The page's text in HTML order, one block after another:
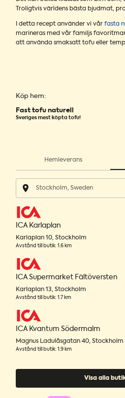
Troligtvis världens bästa bjudmat,
I detta recept använder vi vår fasta
marineras med vår familjs
att använda smaksatt tofu eller
Köp hem:
Fast tofu naturell
Sveriges mest köpta tofu!
Hemleverans
ICA Karlaplan
Karlaplan 10, Stockholm
Avstånd till butik: 1.6 km
ICA Supermarket Fältöversten
Karlaplan 13, Stockholm
Avstånd till butik: 1.7 km
ICA Kvantum Södermalm
Magnus Ladulåsgatan 40, Stockholm
Avstånd till butik: 1.9 km
Visa alla